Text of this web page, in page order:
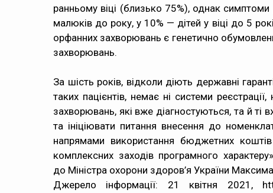
ранньому віці (близько 75%), однак
малюків до року, у 10% — дітей у віці до 5
орфанних захворювань є генетично
захворювань.
За шість років, відколи діють державні
таких пацієнтів, немає ні системи
захворювань, які вже діагностуються, та й
та ініціювати питання внесення до
напрямами використання бюджетних
комплексних заходів програмного
до Міністра охорони здоров’я України
Джерело інформації: 21 квітня 2021,